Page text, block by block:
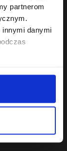
partnerom
innymi danymi